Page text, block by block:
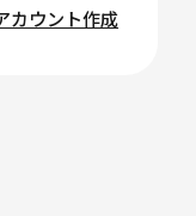
カウント作成